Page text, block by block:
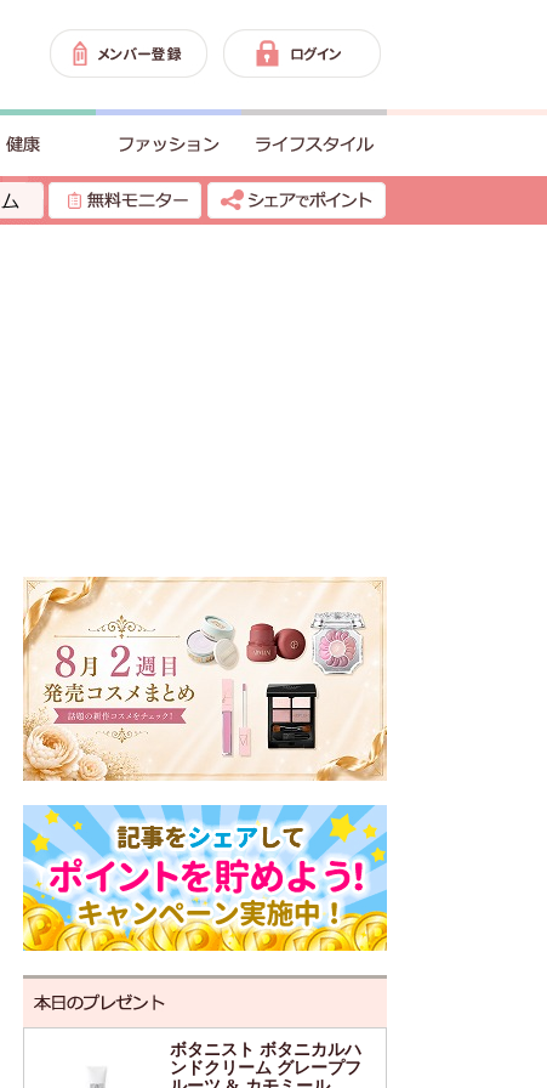
ボタニスト ボタニカルハ
ンドクリーム グレープフ